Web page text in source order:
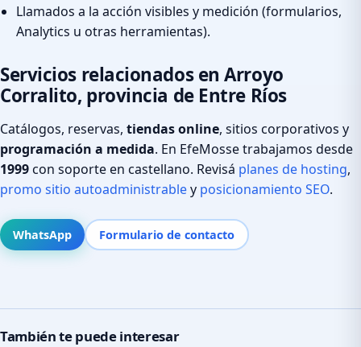
Llamados a la acción visibles y medición (formularios,
Analytics u otras herramientas).
Servicios relacionados en Arroyo
Corralito, provincia de Entre Ríos
Catálogos, reservas, tiendas online, sitios corporativos y
programación a medida. En EfeMosse trabajamos desde
1999con soporte en castellano. Revisá planes de hosting,
promo sitio autoadministrabley posicionamiento SEO.
WhatsApp Formulario de contacto
También te puede interesar